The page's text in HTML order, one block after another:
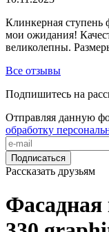
Клинкерная ступень
мои ожидания!
великолепны.
Все отзывы
Подпишитесь на
Отправляя данную
обработку
Подписаться
Рассказать друзьям
Фасадная